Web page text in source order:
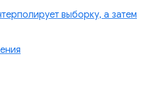
выборку, а затем